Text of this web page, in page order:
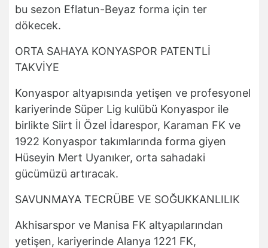
bu sezon Eflatun-Beyaz forma için ter
dökecek.
ORTA SAHAYA KONYASPOR PATENTLİ
TAKVİYE
Konyaspor altyapısında yetişen ve profesyonel
kariyerinde Süper Lig kulübü Konyaspor ile
birlikte Siirt İl Özel İdarespor, Karaman FK ve
1922 Konyaspor takımlarında forma giyen
Hüseyin Mert Uyanıker, orta sahadaki
gücümüzü artıracak.
SAVUNMAYA TECRÜBE VE SOĞUKKANLILIK
Akhisarspor ve Manisa FK altyapılarından
yetişen, kariyerinde Alanya 1221 FK,